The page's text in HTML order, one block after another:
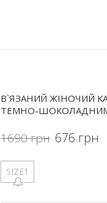
В`ЯЗАНИЙ ЖІНОЧИЙ
ТЕМНО-ШОКОЛАДНИМ
1690грн 676 грн
SIZE1